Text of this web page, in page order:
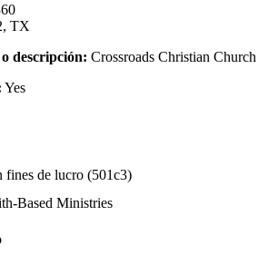
TX
descripción: Crossroads Christian Church
Yes
fines de lucro (501c3)
Based Ministries